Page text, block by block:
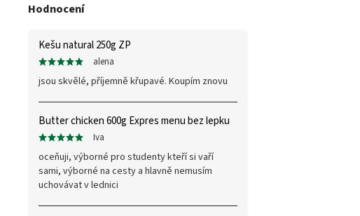
Hodnocení
Kešu natural 250g ZP
alena
jsou skvělé, příjemně křupavé. Koupím znovu
Butter chicken 600g Expres menu bez lepku
Iva
oceňuji, výborné pro studenty kteří si vaří
sami, výborné na cesty a hlavně nemusím
uchovávat v lednici